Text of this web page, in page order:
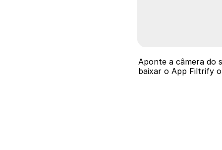
Aponte a câmera do
baixar o App Filtrify